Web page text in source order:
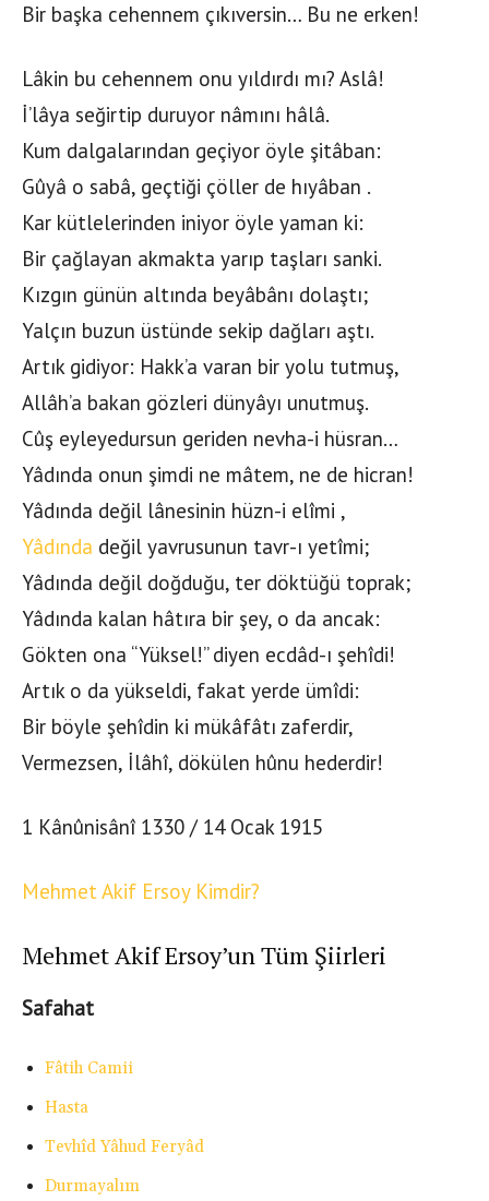
Bir başka cehennem çıkıversin… Bu ne erken!
Lâkin bu cehennem onu yıldırdı mı? Aslâ!
İ’lâya seğirtip duruyor nâmını hâlâ.
Kum dalgalarından geçiyor öyle şitâban:
Gûyâ o sabâ, geçtiği çöller de hıyâban .
Kar kütlelerinden iniyor öyle yaman ki:
Bir çağlayan akmakta yarıp taşları sanki.
Kızgın günün altında beyâbânı dolaştı;
Yalçın buzun üstünde sekip dağları aştı.
Artık gidiyor: Hakk’a varan bir yolu tutmuş,
Allâh’a bakan gözleri dünyâyı unutmuş.
Cûş eyleyedursun geriden nevha-i hüsran…
Yâdında onun şimdi ne mâtem, ne de hicran!
Yâdında değil lânesinin hüzn-i elîmi ,
Yâdında değil yavrusunun tavr-ı yetîmi;
Yâdında değil doğduğu, ter döktüğü toprak;
Yâdında kalan hâtıra bir şey, o da ancak:
Gökten ona “Yüksel!” diyen ecdâd-ı şehîdi!
Artık o da yükseldi, fakat yerde ümîdi:
Bir böyle şehîdin ki mükâfâtı zaferdir,
Vermezsen, İlâhî, dökülen hûnu hederdir!
1 Kânûnisânî 1330 / 14 Ocak 1915
Mehmet Akif Ersoy Kimdir?
Mehmet Akif Ersoy’un Tüm Şiirleri
Safahat
Fâtih Camii
Hasta
Tevhîd Yâhud Feryâd
Durmayalım